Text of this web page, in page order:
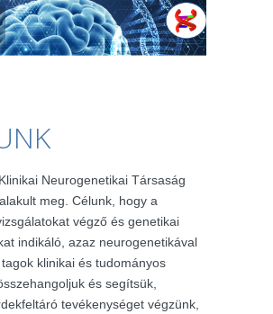
Neurogenetikai Társaság
meg. Célunk, hogy a
végző és genetikai
indikáló, azaz neurogenetikával
klinikai és tudományos
és segítsük,
tevékenységet végzünk,